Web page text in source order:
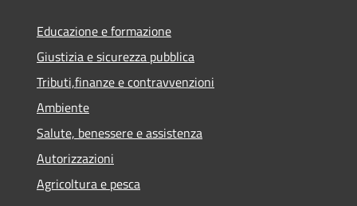
Educazione e formazione
Giustizia e sicurezza pubblica
Tributi,finanze e contravvenzioni
Ambiente
Salute, benessere e assistenza
Autorizzazioni
Agricoltura e pesca